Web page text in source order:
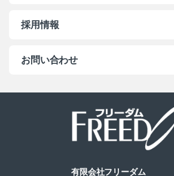
採用情報
お問い合わせ
有限会社フリーダム